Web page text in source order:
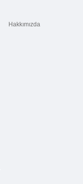
Hakkımızda